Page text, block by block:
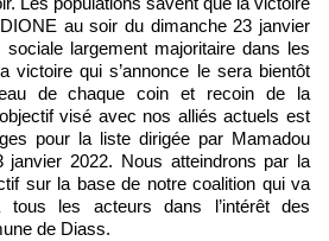
au soir du dimanche 23 janvier
largement majoritaire dans les
qui s’annonce le sera bientôt
de chaque coin et recoin de la
visé avec nos alliés actuels est
pour la liste dirigée par Mamadou
2022. Nous atteindrons par la
sur la base de notre coalition qui va
tous les acteurs dans l’intérêt des
de Diass.